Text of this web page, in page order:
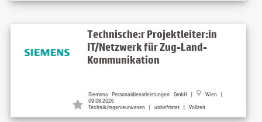
Technische:r Projektleiter:in
IT/Netzwerk für Zug-Land-
Kommunikation
Siemens Personaldienstleistungen GmbH |
Wien |
09.08.2026
Technik/Ingenieurwesen | unbefristet | Vollzeit